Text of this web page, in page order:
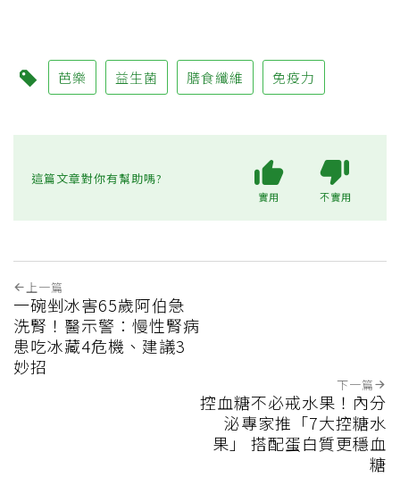
芭樂 益生菌 膳食纖維 免疫力
這篇文章對你有幫助嗎?
實用 不實用
上一篇
一碗剉冰害65歲阿伯急
洗腎！醫示警：慢性腎病
患吃冰藏4危機、建議3
妙招
下一篇
控血糖不必戒水果！內分
泌專家推「7大控糖水
果」 搭配蛋白質更穩血
糖